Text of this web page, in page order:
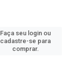
Faça seu login ou
cadastre-se para
comprar.